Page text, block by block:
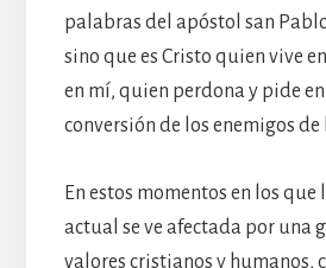
palabras del apóstol san
sino que es Cristo quien vive
en mí, quien perdona y pide
conversión de los enemigos de
En estos momentos en los que
actual se ve afectada por una
valores cristianos y humanos,